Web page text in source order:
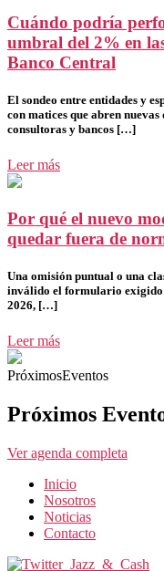
Cuándo podría
umbral del 2% en
Banco Central
El sondeo entre entidades y
con matices que abren
consultoras y bancos […]
Leer más
Por qué el nuevo
quedar fuera de
Una omisión puntual o una
inválido el formulario exigido
2026, […]
Leer más
PróximosEventos
Próximos
Ver agenda completa
Inicio
Nosotros
Noticias
Contacto